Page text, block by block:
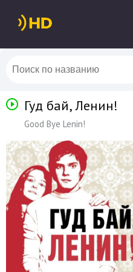
Гуд бай, Ленин!
Good Bye Lenin!